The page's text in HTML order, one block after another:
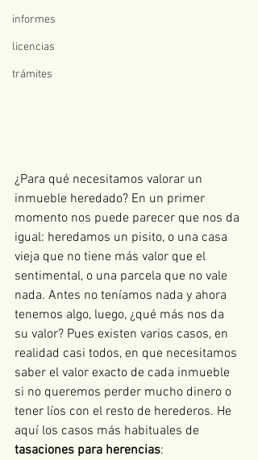
informes
licencias
trámites
¿Para qué necesitamos valorar un
inmueble heredado? En un primer
momento nos puede parecer que nos da
igual: heredamos un pisito, o una casa
vieja que no tiene más valor que el
sentimental, o una parcela que no vale
nada. Antes no teníamos nada y ahora
tenemos algo, luego, ¿qué más nos da
su valor? Pues existen varios casos, en
realidad casi todos, en que necesitamos
saber el valor exacto de cada inmueble
si no queremos perder mucho dinero o
tener líos con el resto de herederos. He
aquí los casos más habituales de
tasaciones para herencias: